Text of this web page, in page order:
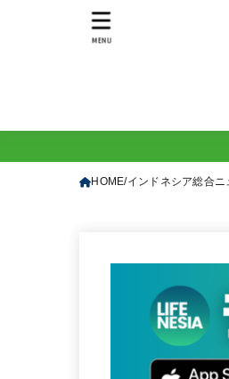
MENU
HOME インドネシア総合ニ